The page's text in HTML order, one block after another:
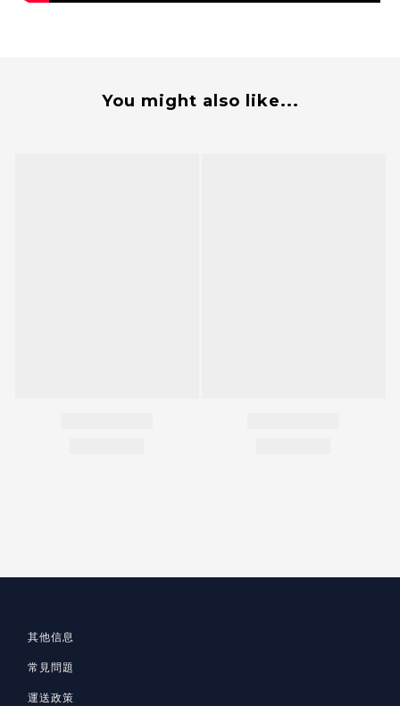
You might also like...
其他信息
常見問題
運送政策